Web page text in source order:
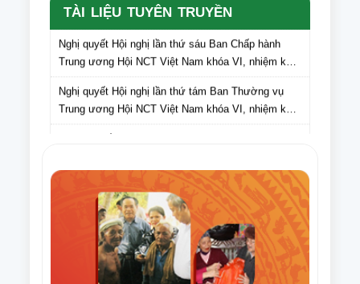
TÀI LIỆU TUYÊN TRUYỀN
Thường vụ Trung ương Hội Người cao tuổi Việt
ý kiến cán bộ, hội viên NCT các tỉnh, thành phố đối
với dự thảo Văn kiện Đại hội Hội Người cao tuổi
Việt Nam lần thứ VII, nhiệm kỳ 2026-2031
Nghị quyết Hội nghị lần thứ sáu Ban Chấp hành
Trung ương Hội NCT Việt Nam khóa VI, nhiệm kỳ
2021 – 2026
Nghị quyết Hội nghị lần thứ tám Ban Thường vụ
Trung ương Hội NCT Việt Nam khóa VI, nhiệm kỳ
2021 – 2026
Văn bản số 275/HNCT-VP ngày 16/9/2025 của Ban
hành động vì NCT Việt Nam năm 2025
Điều lệ Giải Cờ tướng trung cao tuổi quốc gia lần
thứ XI năm 2025
Văn bản số 296/HNCT-VP ngày 14/8/2025 của Ban
Thường vụ Trung ương Hội NCT Việt Nam về việc
người cao tuổi chung tay ủng hộ nhân dân Cuba
Văn bản số 226/CV-HNCT ngày 06/8/2025 của Ban